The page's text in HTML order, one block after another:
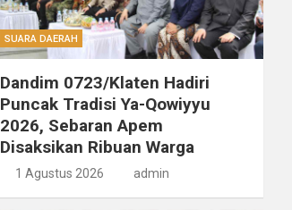
SUARA DAERAH
Dandim 0723/Klaten Hadiri
Puncak Tradisi Ya-Qowiyyu
2026, Sebaran Apem
Disaksikan Ribuan Warga
1 Agustus 2026 admin